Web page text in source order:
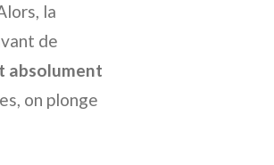
la
de
absolument
on plonge